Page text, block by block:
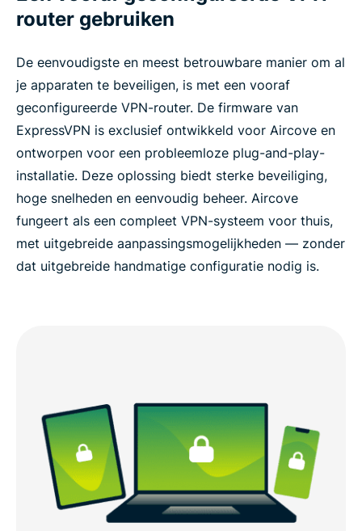
router gebruiken
De eenvoudigste en meest betrouwbare manier om al
je apparaten te beveiligen, is met een vooraf
geconfigureerde VPN-router. De firmware van
ExpressVPN is exclusief ontwikkeld voor Aircove en
ontworpen voor een probleemloze plug-and-play-
installatie. Deze oplossing biedt sterke beveiliging,
hoge snelheden en eenvoudig beheer. Aircove
fungeert als een compleet VPN-systeem voor thuis,
met uitgebreide aanpassingsmogelijkheden — zonder
dat uitgebreide handmatige configuratie nodig is.